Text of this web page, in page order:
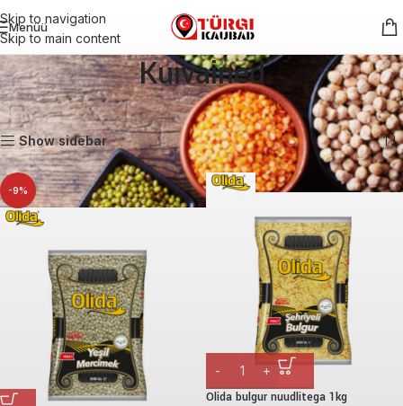
Skip to navigation
Skip to main content
Menüü
Kuivained
Esileht Kuivained Kuvatakse kõik 9 tulemust
Show sidebar
-9%
Olida bulgur nuudlitega 1kg